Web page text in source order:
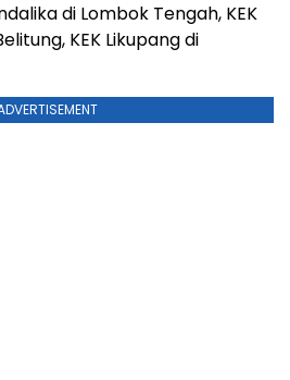
di Lombok Tengah, KEK
KEK Likupang di